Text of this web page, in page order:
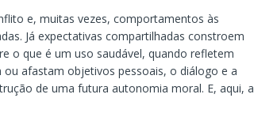
e, muitas vezes, comportamentos às
Já expectativas compartilhadas constroem
o que é um uso saudável, quando refletem
afastam objetivos pessoais, o diálogo e a
de uma futura autonomia moral. E, aqui, a